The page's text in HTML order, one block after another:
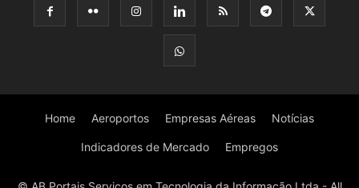
Home Aeroportos Empresas Aéreas Notícias
Indicadores de Mercado Empregos